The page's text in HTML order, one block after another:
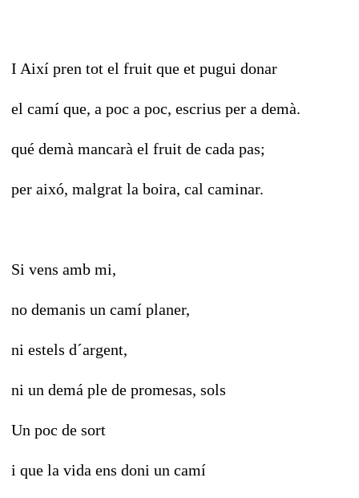
I Així pren tot el fruit que et pugui donar
el camí que, a poc a poc, escrius per a demà.
qué demà mancarà el fruit de cada pas;
per aixó, malgrat la boira, cal caminar.
Si vens amb mi,
no demanis un camí planer,
ni estels d´argent,
ni un demá ple de promesas, sols
Un poc de sort
i que la vida ens doni un camí